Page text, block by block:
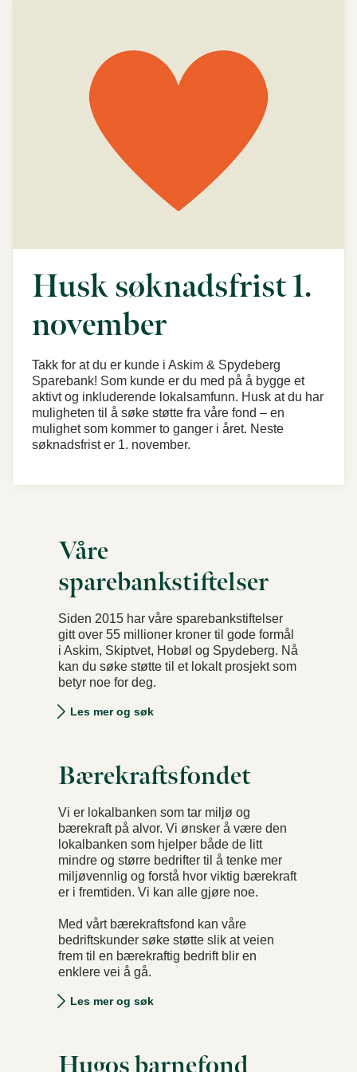
Husk søknadsfrist 1.
november
Takk for at du er kunde i Askim & Spydeberg
Sparebank! Som kunde er du med på å bygge et
aktivt og inkluderende lokalsamfunn. Husk at du har
muligheten til å søke støtte fra våre fond – en
mulighet som kommer to ganger i året. Neste
søknadsfrist er 1. november.
Våre
sparebankstiftelser
Siden 2015 har våre sparebankstiftelser
gitt over 55 millioner kroner til gode formål
i Askim, Skiptvet, Hobøl og Spydeberg. Nå
kan du søke støtte til et lokalt prosjekt som
betyr noe for deg.
Les mer og søk
Bærekraftsfondet
Vi er lokalbanken som tar miljø og
bærekraft på alvor. Vi ønsker å være den
lokalbanken som hjelper både de litt
mindre og større bedrifter til å tenke mer
miljøvennlig og forstå hvor viktig bærekraft
er i fremtiden. Vi kan alle gjøre noe.
Med vårt bærekraftsfond kan våre
bedriftskunder søke støtte slik at veien
frem til en bærekraftig bedrift blir en
enklere vei å gå.
Les mer og søk